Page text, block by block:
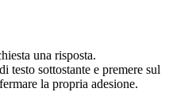
una risposta.
testo sottostante e premere sul
la propria adesione.